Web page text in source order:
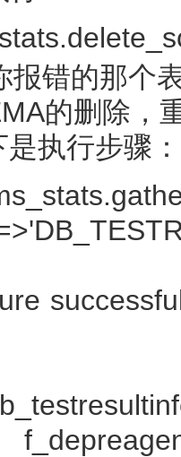
报错的那个
的删除，
执行步骤：